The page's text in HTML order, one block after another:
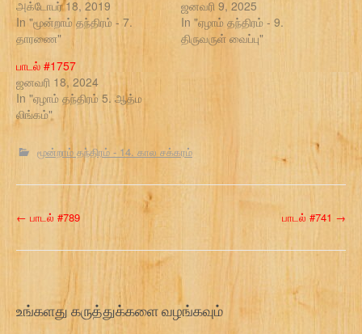
அக்டோபர் 18, 2019
In "மூன்றாம் தந்திரம் - 7.
தாரணை"
ஜனவரி 9, 2025
In "ஏழாம் தந்திரம் - 9.
திருவருள் வைப்பு"
பாடல் #1757
ஜனவரி 18, 2024
In "ஏழாம் தந்திரம் 5. ஆத்ம
லிங்கம்"
மூன்றாம் தந்திரம் - 14. கால சக்கரம்
P
o
t
← பாடல் #789 பாடல் #741 →
உங்களது கருத்துக்களை வழங்கவும்